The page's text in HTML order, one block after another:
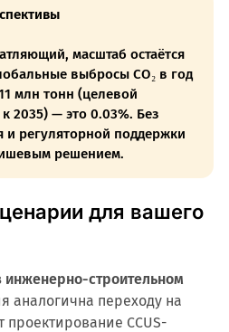
масштаб остаётся
выбросы CO₂ в год
млн тонн (целевой
2035) — это 0.03%. Без
и регуляторной поддержки
решением.
для вашего
строительном
аналогична переходу на
проектирование CCUS-